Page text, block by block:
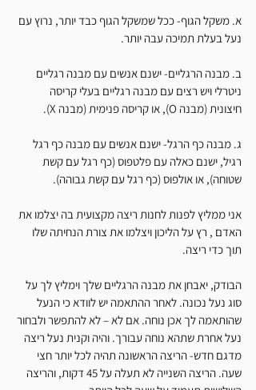
א. משקל הגוף- ככל שמשקל הגוף כבד יותר, נרוץ עם
נעל בעלת תמיכה עבה יותר.
ב. מבנה הרגליים- ישנם אנשים עם מבנה רגליים
ניטרלי ויש רצים עם מבנה רגליים בעלי קריסה
חיצונית (מבנה O), או קריסה פנימית (מבנה X).
ג. מבנה כף הרגל- ישנם אנשים עם מבנה כף רגל
רגיל, ישנם כאלה עם פלטפוס (כף רגל עם קשת
שטוחה), או אולפוס (כף רגל עם קשת גבוהה).
אני ממליץ לפנות לחנות ריצה מקצועית בה יצלמו את
האדם , רץ על הליכון ויצלמו את צורת הנחיתה שלו
תוך כדי ריצה.
הבודק, יאבחן את מבנה הרגליים שלך וימליץ לך על
סוג נעל נכונה. לאחר ההתאמה יש לוודא כי הנעל
שהותאמה לך אכן נוחה. אם לא – לא להתפשר ולבחור
נעל אחרת שתהא נוחה עבורך. והיה וקנית נעל ריצה
מדגם חדש- הריצה הראשונה תהיה לכל יותר חצי
שעה. הריצה השנייה לא תעלה על 45 דקות, והריצה